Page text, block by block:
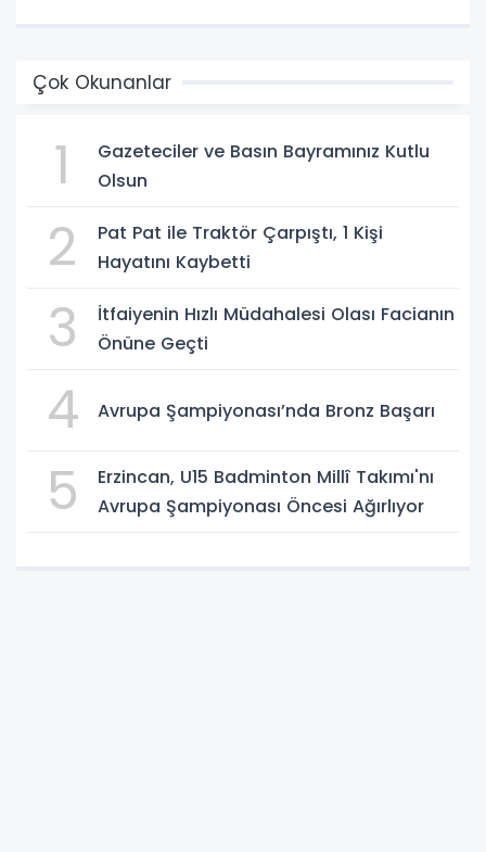
Çok Okunanlar
1
Gazeteciler ve Basın Bayramınız Kutlu
Olsun
2
Pat Pat ile Traktör Çarpıştı, 1 Kişi
Hayatını Kaybetti
3
İtfaiyenin Hızlı Müdahalesi Olası Facianın
Önüne Geçti
4 Avrupa Şampiyonası’nda Bronz Başarı
5
Erzincan, U15 Badminton Millî Takımı'nı
Avrupa Şampiyonası Öncesi Ağırlıyor